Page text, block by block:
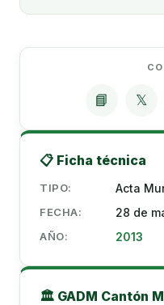
📘 𝕏
📋 Ficha técnica
TIPO: Acta
FECHA: 28 de
AÑO: 2013
🏛️ GADM Cantón